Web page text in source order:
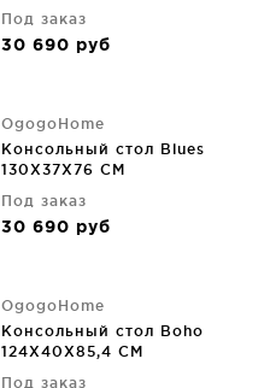
Под заказ
30 690 руб
OgogoHome
Консольный стол Blues
130X37X76 CM
Под заказ
30 690 руб
OgogoHome
Консольный стол Boho
124X40X85,4 CM
Под заказ